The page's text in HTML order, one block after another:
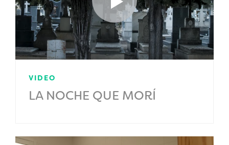
VIDEO
LA NOCHE QUE MORÍ